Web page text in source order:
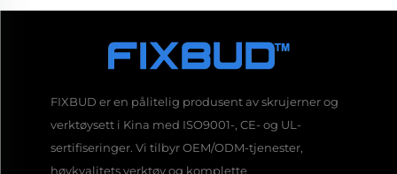
FIXBUD er en pålitelig produsent av skrujerner og
verktøysett i Kina med ISO9001-, CE- og UL-
sertifiseringer. Vi tilbyr OEM/ODM-tjenester,
høykvalitets verktøy og komplette